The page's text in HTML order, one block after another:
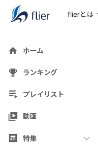
flierとは
ホーム
ランキング
プレイリスト
動画
特集